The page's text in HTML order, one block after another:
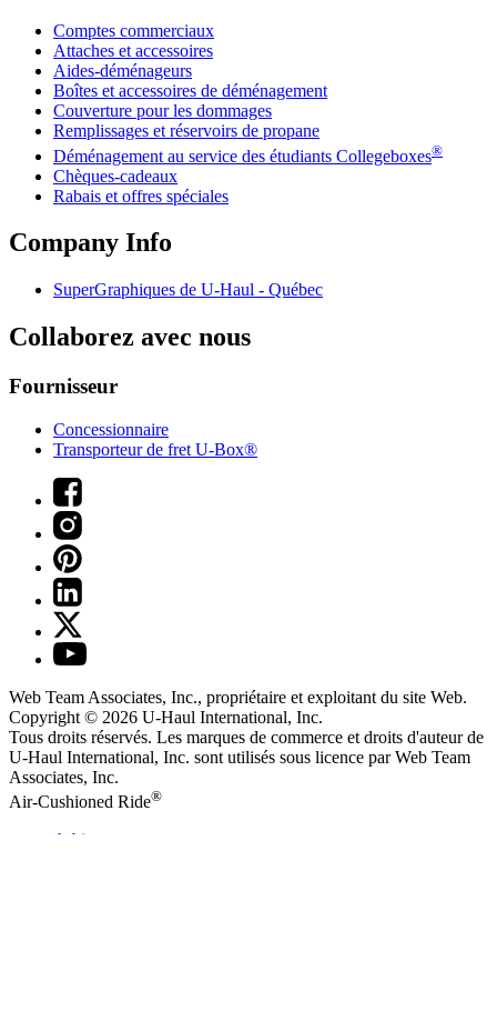
Comptes commerciaux
Attaches et accessoires
Aides-déménageurs
Boîtes et accessoires de déménagement
Couverture pour les dommages
Remplissages et réservoirs de propane
Déménagement au service des étudiants Collegeboxes®
Chèques-cadeaux
Rabais et offres spéciales
Company Info
SuperGraphiques de U-Haul - Québec
Collaborez avec nous
Fournisseur
Concessionnaire
Transporteur de fret U-Box®
Web Team Associates, Inc., propriétaire et exploitant du site Web.
Copyright © 2026 U-Haul International, Inc.
Tous droits réservés. Les marques de commerce et droits d'auteur de
U-Haul International, Inc. sont utilisés sous licence par Web Team
Associates, Inc.
Air-Cushioned Ride®
Arbitrage